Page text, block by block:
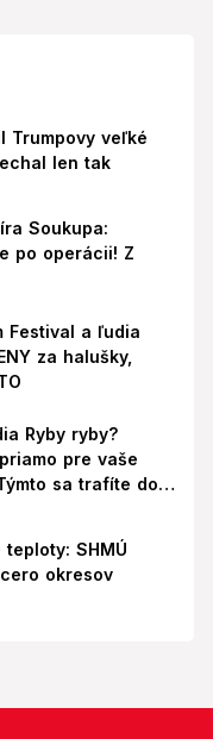
Trumpovy veľké
len tak
Soukupa:
po operácii! Z
Festival a ľudia
za halušky,
Ryby ryby?
pre vaše
sa trafíte do
SHMÚ
okresov